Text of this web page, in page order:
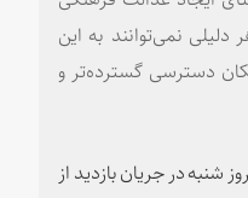
نمی‌توانند به این
دسترسی گسترده‌تر و
شنبه در جریان بازدید از